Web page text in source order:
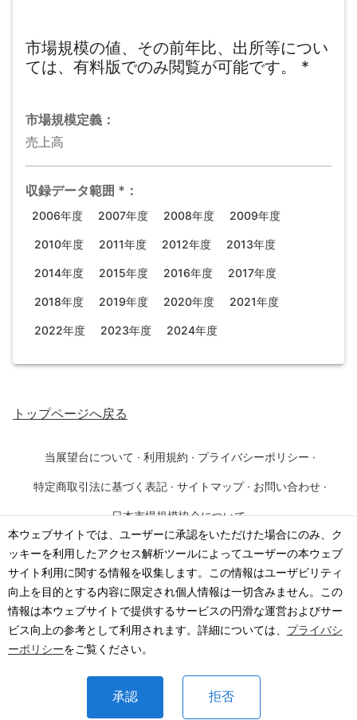
本ウェブサイトでは、ユーザーに承認をいただけた場合にのみ、ク
ッキーを利用したアクセス解析ツールによってユーザーの本ウェブ
サイト利用に関する情報を収集します。この情報はユーザビリティ
向上を目的とする内容に限定され個人情報は一切含みません。この
情報は本ウェブサイトで提供するサービスの円滑な運営およびサー
ビス向上の参考として利用されます。詳細については、 プライバシ
ーポリシーをご覧ください。
承認 拒否
市場規模の値、その前年比、出所等につい
ては、有料版でのみ閲覧が可能です。
*
市場規模定義：
売上高
収録データ範囲 * ：
2006年度 2007年度 2008年度 2009年度
2010年度 2011年度 2012年度 2013年度
2014年度 2015年度 2016年度 2017年度
2018年度 2019年度 2020年度 2021年度
2022年度 2023年度 2024年度
トップページへ戻る
当展望台について · 利用規約 · プライバシーポリシー ·
特定商取引法に基づく表記 · サイトマップ · お問い合わせ ·
日本市場規模協会について
©2026· 一般社団法人 日本市場規模協会